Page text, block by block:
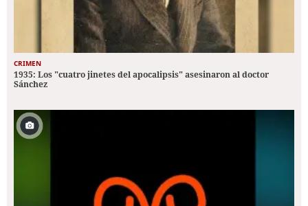
CRIMEN
1935: Los "cuatro jinetes del apocalipsis" asesinaron al doctor
Sánchez